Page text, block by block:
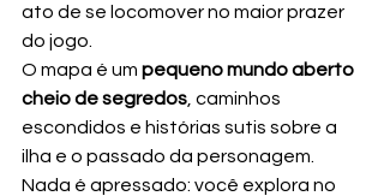
ato de se locomover no maior prazer
do jogo.
O mapa é um pequeno mundo aberto
cheio de segredos , caminhos
escondidos e histórias sutis sobre a
ilha e o passado da personagem.
Nada é apressado: você explora no